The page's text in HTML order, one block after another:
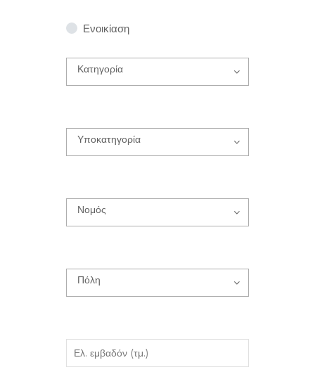
Ενοικίαση
Κατηγορία
Υποκατηγορία
Νομός
Πόλη